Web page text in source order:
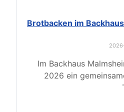
Brotbacken im
Im Backhaus
2026 ein